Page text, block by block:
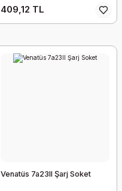
409,12 TL
Venatüs 7a23II Şarj Soket